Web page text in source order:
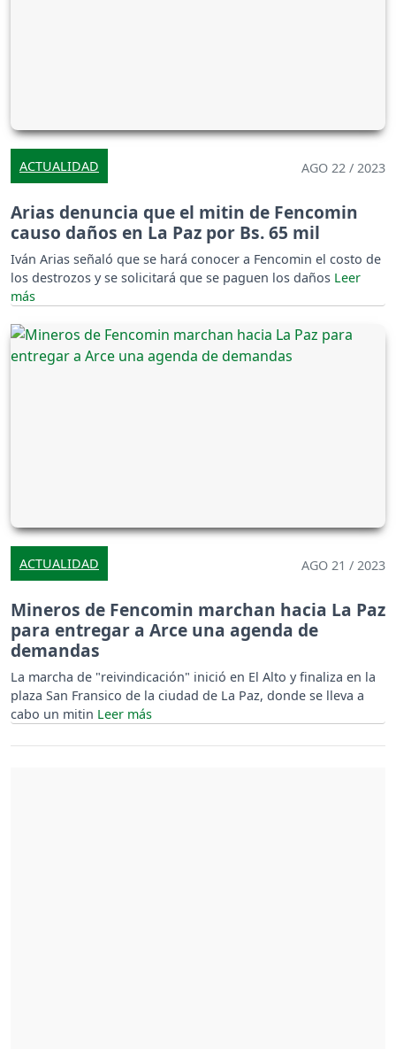
ACTUALIDAD AGO 22 / 2023
Arias denuncia que el mitin de Fencomin
causo daños en La Paz por Bs. 65 mil
Iván Arias señaló que se hará conocer a Fencomin el costo de
los destrozos y se solicitará que se paguen los daños
ACTUALIDAD AGO 21 / 2023
Mineros de Fencomin marchan hacia La Paz
para entregar a Arce una agenda de
demandas
La marcha de "reivindicación" inició en El Alto y finaliza en la
plaza San Fransico de la ciudad de La Paz, donde se lleva a
cabo un mitin